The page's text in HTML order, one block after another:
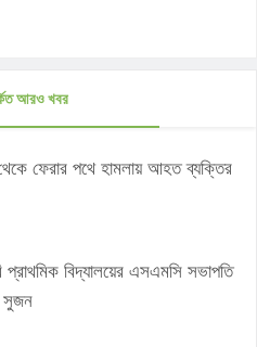
আরও খবর
ফেরার পথে হামলায় আহত ব্যক্তির
প্রাথমিক বিদ্যালয়ের এসএমসি সভাপতি
সুজন